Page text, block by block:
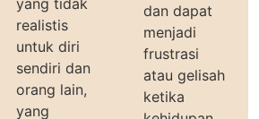
realistis
untuk diri
sendiri dan
orang lain,
yang
dan dapat
menjadi
frustrasi
atau gelisah
ketika